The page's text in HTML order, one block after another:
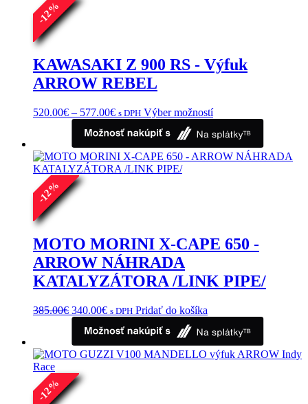
na
stránke
-
12
%
KAWASAKI Z 900 RS - Výfuk
ARROW REBEL
520.00€ – 577.00€Price
520.00€
through
577.00€
s DPH Výber možnostíTento
má
viacero
variantov.
produktu.
-
12
%
MOTO MORINI X-CAPE 650 -
ARROW NÁHRADA
KATALYZÁTORA /LINK PIPE/
385.00€ Pôvodná
cena
bola:
385.00€.
340.00€Aktuálna
je:
340.00€.
s DPH Pridať do košíka
-
12
%